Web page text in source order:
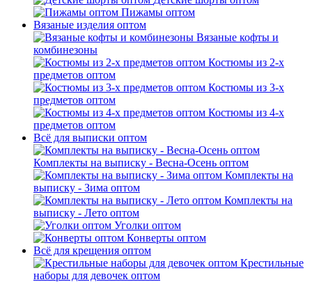
Пижамы оптом
Вязаные изделия оптом
Вязаные кофты и
комбинезоны
Костюмы из 2-х
предметов оптом
Костюмы из 3-х
предметов оптом
Костюмы из 4-х
предметов оптом
Всё для выписки оптом
Комплекты на выписку - Весна-Осень оптом
Комплекты на
выписку - Зима оптом
Комплекты на
выписку - Лето оптом
Уголки оптом
Конверты оптом
Всё для крещения оптом
Крестильные
наборы для девочек оптом